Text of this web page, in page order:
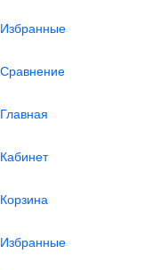
Избранные
Сравнение
Главная
Кабинет
Корзина
Избранные